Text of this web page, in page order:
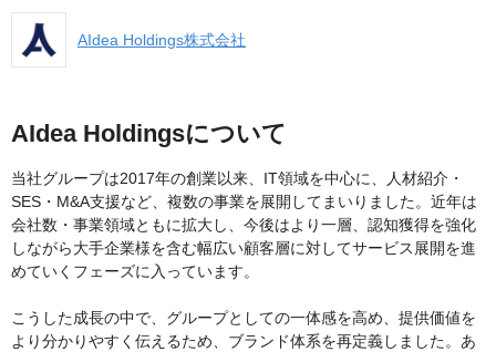
AIdea Holdings株式会社
AIdea Holdingsについて
当社グループは2017年の創業以来、IT領域を中心に、人材紹介・
SES・M&A支援など、複数の事業を展開してまいりました。近年は
会社数・事業領域ともに拡大し、今後はより一層、認知獲得を強化
しながら大手企業様を含む幅広い顧客層に対してサービス展開を進
めていくフェーズに入っています。
こうした成長の中で、グループとしての一体感を高め、提供価値を
より分かりやすく伝えるため、ブランド体系を再定義しました。あ